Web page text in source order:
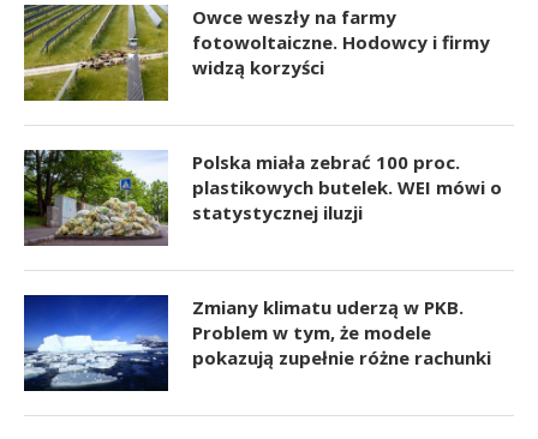
Owce weszły na farmy
fotowoltaiczne. Hodowcy i firmy
widzą korzyści
Polska miała zebrać 100 proc.
plastikowych butelek. WEI mówi o
statystycznej iluzji
Zmiany klimatu uderzą w PKB.
Problem w tym, że modele
pokazują zupełnie różne rachunki